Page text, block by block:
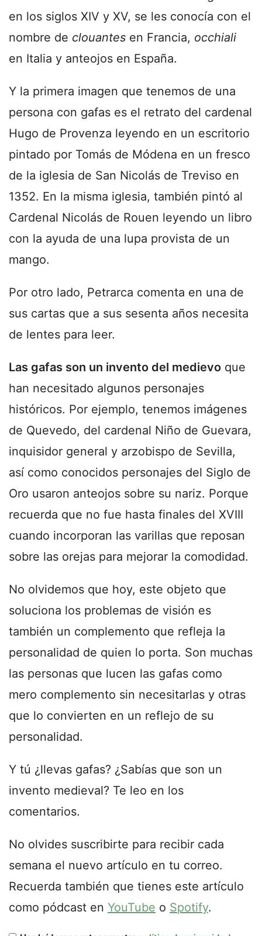
en los siglos XIV y XV, se les conocía con el
nombre de clouantes en Francia, occhiali
en Italia y anteojos en España.
Y la primera imagen que tenemos de una
persona con gafas es el retrato del cardenal
Hugo de Provenza leyendo en un escritorio
pintado por Tomás de Módena en un fresco
de la iglesia de San Nicolás de Treviso en
1352. En la misma iglesia, también pintó al
Cardenal Nicolás de Rouen leyendo un libro
con la ayuda de una lupa provista de un
mango.
Por otro lado, Petrarca comenta en una de
sus cartas que a sus sesenta años necesita
de lentes para leer.
Las gafas son un invento del medievo que
han necesitado algunos personajes
históricos. Por ejemplo, tenemos imágenes
de Quevedo, del cardenal Niño de Guevara,
inquisidor general y arzobispo de Sevilla,
así como conocidos personajes del Siglo de
Oro usaron anteojos sobre su nariz. Porque
recuerda que no fue hasta finales del XVIII
cuando incorporan las varillas que reposan
sobre las orejas para mejorar la comodidad.
No olvidemos que hoy, este objeto que
soluciona los problemas de visión es
también un complemento que refleja la
personalidad de quien lo porta. Son muchas
las personas que lucen las gafas como
mero complemento sin necesitarlas y otras
que lo convierten en un reflejo de su
personalidad.
Y tú ¿llevas gafas? ¿Sabías que son un
invento medieval? Te leo en los
comentarios.
No olvides suscribirte para recibir cada
semana el nuevo artículo en tu correo.
Recuerda también que tienes este artículo
como pódcast en YouTube o Spotify.